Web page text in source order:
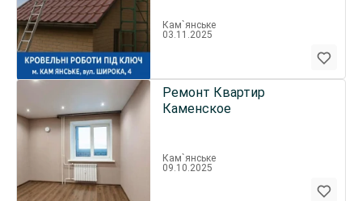
Кам`янське
03.11.2025
Ремонт Квартир
Каменское
Кам`янське
09.10.2025